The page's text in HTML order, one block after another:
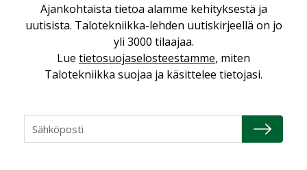
KATSO KAIKKI
Puheista tekoihin – uusin teknologia
Ajankohtaista tietoa alamme kehityksestä ja
uutisista. Talotekniikka-lehden uutiskirjeellä on jo
yli 3000 tilaajaa.
Lue tietosuojaselosteestamme, miten
Talotekniikka suojaa ja käsittelee tietojasi.